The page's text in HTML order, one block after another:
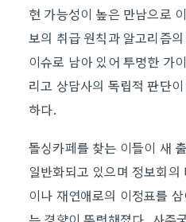
현 가능성이 높은 만남으로
보의 취급 원칙과 알고리즘
이슈로 남아 있어 투명한 가
리고 상담사의 독립적 판단
하다.
돌싱카페를 찾는 이들이 새
일반화되고 있으며 정보회
이나 재연애로의 이정표를